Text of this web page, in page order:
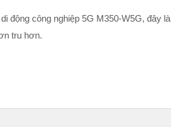
động công nghiệp 5G M350-W5G, đây
tru hơn.